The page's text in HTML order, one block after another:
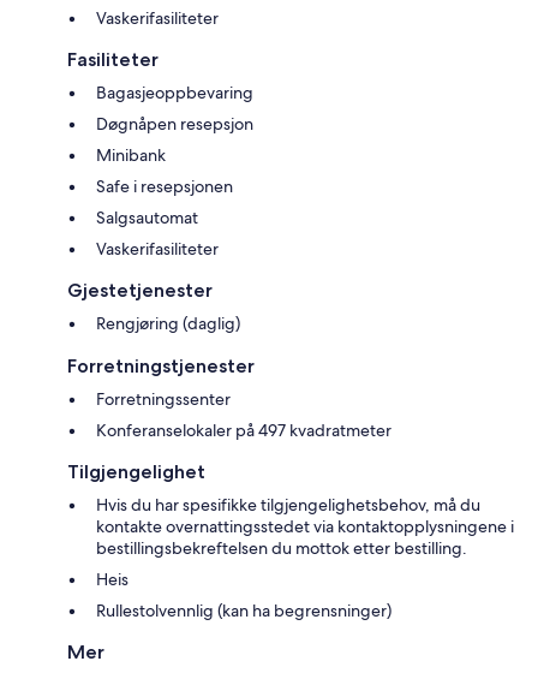
Vaskerifasiliteter
Fasiliteter
Bagasjeoppbevaring
Døgnåpen resepsjon
Minibank
Safe i resepsjonen
Salgsautomat
Vaskerifasiliteter
Gjestetjenester
Rengjøring (daglig)
Forretningstjenester
Forretningssenter
Konferanselokaler på 497 kvadratmeter
Tilgjengelighet
Hvis du har spesifikke tilgjengelighetsbehov, må du
kontakte overnattingsstedet via kontaktopplysningene i
bestillingsbekreftelsen du mottok etter bestilling.
Heis
Rullestolvennlig (kan ha begrensninger)
Mer